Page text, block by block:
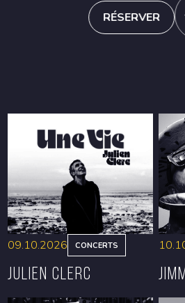
RÉSERVER
09.10.2026 CONCERTS
Julien Clerc